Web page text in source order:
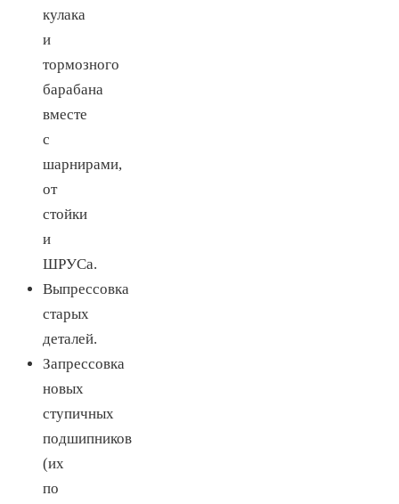
кулака
и
тормозного
барабана
вместе
с
шарнирами,
от
стойки
и
ШРУСа.
Выпрессовка
старых
деталей.
Запрессовка
новых
ступичных
подшипников
(их
по